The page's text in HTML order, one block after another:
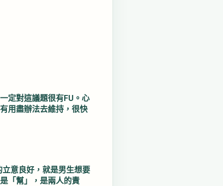
定對這議題很有FU。心
用盡辦法去維持，很快
意良好，就是男生想要
「幫」，是兩人的責